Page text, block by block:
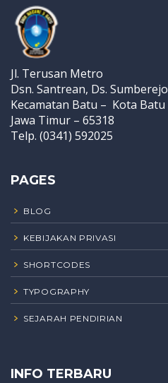
Jl. Terusan Metro
Dsn. Santrean, Ds. Sumberejo
Kecamatan Batu – Kota Batu
Jawa Timur – 65318
Telp. (0341) 592025
PAGES
BLOG
KEBIJAKAN PRIVASI
SHORTCODES
TYPOGRAPHY
SEJARAH PENDIRIAN
INFO TERBARU